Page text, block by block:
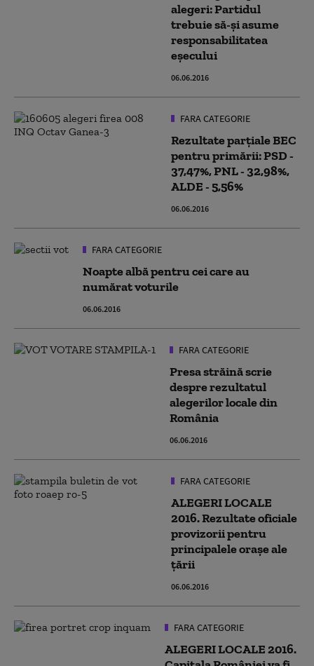
alegeri: Partidul
trebuie să-şi asume
responsabilitatea
eşecului
06.06.2016
FARA CATEGORIE
Rezultate parţiale BEC
pentru primării: PSD -
37,47%, PNL - 32,98%,
ALDE - 5,56%
06.06.2016
FARA CATEGORIE
Noapte albă pentru cei care au
numărat voturile
06.06.2016
FARA CATEGORIE
Presa străină scrie
despre rezultatul
alegerilor locale din
România
06.06.2016
FARA CATEGORIE
ALEGERI LOCALE
2016. Rezultate oficiale
provizorii pentru
principalele orașe ale
țării
06.06.2016
FARA CATEGORIE
ALEGERI LOCALE 2016.